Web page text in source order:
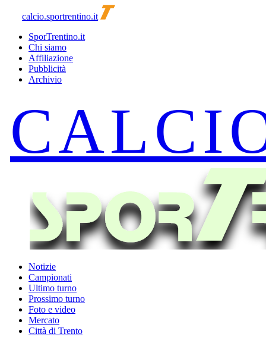
calcio.sportrentino.it
SporTrentino.it
Chi siamo
Affiliazione
Pubblicità
Archivio
Notizie
Campionati
Ultimo turno
Prossimo turno
Foto e video
Mercato
Città di Trento